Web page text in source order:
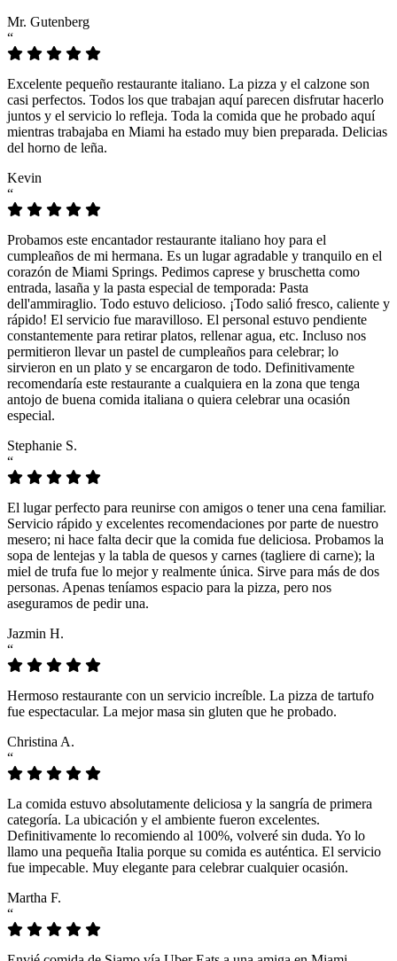
Mr. Gutenberg
“
Excelente pequeño restaurante italiano. La pizza y el calzone son
casi perfectos. Todos los que trabajan aquí parecen disfrutar hacerlo
juntos y el servicio lo refleja. Toda la comida que he probado aquí
mientras trabajaba en Miami ha estado muy bien preparada. Delicias
del horno de leña.
Kevin
“
Probamos este encantador restaurante italiano hoy para el
cumpleaños de mi hermana. Es un lugar agradable y tranquilo en el
corazón de Miami Springs. Pedimos caprese y bruschetta como
entrada, lasaña y la pasta especial de temporada: Pasta
dell'ammiraglio. Todo estuvo delicioso. ¡Todo salió fresco, caliente y
rápido! El servicio fue maravilloso. El personal estuvo pendiente
constantemente para retirar platos, rellenar agua, etc. Incluso nos
permitieron llevar un pastel de cumpleaños para celebrar; lo
sirvieron en un plato y se encargaron de todo. Definitivamente
recomendaría este restaurante a cualquiera en la zona que tenga
antojo de buena comida italiana o quiera celebrar una ocasión
especial.
Stephanie S.
“
El lugar perfecto para reunirse con amigos o tener una cena familiar.
Servicio rápido y excelentes recomendaciones por parte de nuestro
mesero; ni hace falta decir que la comida fue deliciosa. Probamos la
sopa de lentejas y la tabla de quesos y carnes (tagliere di carne); la
miel de trufa fue lo mejor y realmente única. Sirve para más de dos
personas. Apenas teníamos espacio para la pizza, pero nos
aseguramos de pedir una.
Jazmin H.
“
Hermoso restaurante con un servicio increíble. La pizza de tartufo
fue espectacular. La mejor masa sin gluten que he probado.
Christina A.
“
La comida estuvo absolutamente deliciosa y la sangría de primera
categoría. La ubicación y el ambiente fueron excelentes.
Definitivamente lo recomiendo al 100%, volveré sin duda. Yo lo
llamo una pequeña Italia porque su comida es auténtica. El servicio
fue impecable. Muy elegante para celebrar cualquier ocasión.
Martha F.
“